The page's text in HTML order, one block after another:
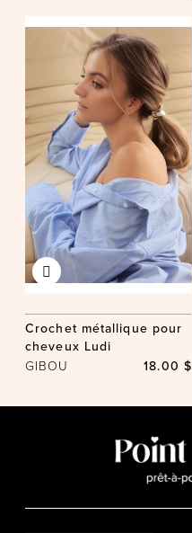
Crochet métallique pour
cheveux Ludi
GIBOU 18.00 $